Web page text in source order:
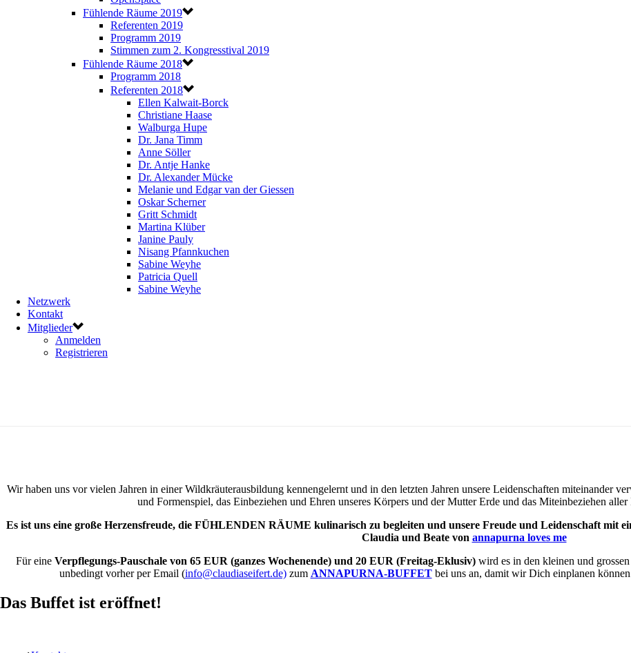
Fühlende Räume 2019
Referenten 2019
Programm 2019
Stimmen zum 2. Kongresstival 2019
Fühlende Räume 2018
Programm 2018
Referenten 2018
Ellen Kalwait-Borck
Christiane Haase
Walburga Hupe
Dr. Jana Timm
Anne Söller
Dr. Antje Hanke
Dr. Alexander Mücke
Melanie und Edgar van der Giessen
Oskar Scherner
Gritt Schmidt
Martina Klüber
Janine Pauly
Nisang Pfannkuchen
Sabine Weyhe
Patricia Quell
Sabine Weyhe
Netzwerk
Kontakt
Mitglieder
Anmelden
Registrieren
Wir haben uns vor vielen Jahren in einer Wildkräuterausbildung kennengelernt und in den letzten Jahren unsere Leidenschaften miteinander
und Formenspiel, das Einbeziehen und Ehren unseres Körpers und der Mutter Erde und das Miteinbeziehen
Es ist uns eine große Herzensfreude, die FÜHLENDEN RÄUME kulinarisch zu begleiten und unsere Freude und Leidenschaft mit
Claudia und Beate von annapurna loves me
Für eine Verpflegungs-Pauschale von 65 EUR (ganzes Wochenende) und 20 EUR (Freitag-Eklusiv)wird es in den kleinen und
unbedingt vorher per Email (info@claudiaseifert.de)zum ANNAPURNA-BUFFETbei uns an, damit wir Dich einplanen
Das Buffet ist eröffnet!